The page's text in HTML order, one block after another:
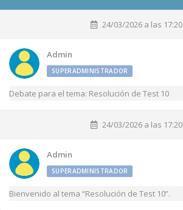
24/03/2026 a las 17:20
Admin
SUPERADMINISTRADOR
Debate para el tema: Resolución de Test 10
24/03/2026 a las 17:20
Admin
SUPERADMINISTRADOR
Bienvenido al tema “Resolución de Test 10”.